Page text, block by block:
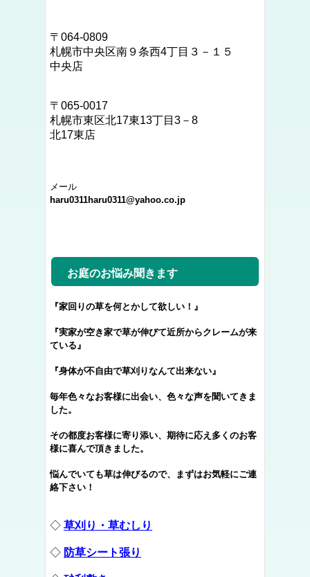
〒064-0809
札幌市中央区南９条西4丁目３－１５
中央店
〒 065‐0017
札幌市東区北17東13丁目3－8
北17東店
メール
haru0311haru0311@yahoo.co.jp
お庭のお悩み聞きます
『家回りの草を何とかして欲しい！』
『実家が空き家で草が伸びて近所からクレームが来
ている』
『身体が不自由で草刈りなんて出来ない』
毎年色々なお客様に出会い、色々な声を聞いてきま
した。
その都度お客様に寄り添い、期待に応え多くのお客
様に喜んで頂きました。
悩んでいても草は伸びるので、まずはお気軽にご連
絡下さい！
◇ 草刈り・草むしり
◇ 防草シート張り